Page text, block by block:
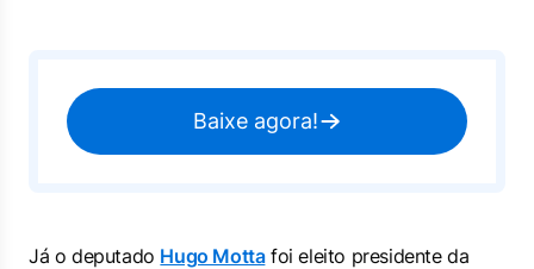
Baixe agora!
Já o deputado Hugo Mottafoi eleito presidente da